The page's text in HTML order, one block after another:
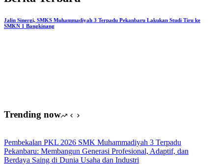
Jalin Sinergi, SMKS Muhammadiyah 3 Terpadu Pekanbaru Lakukan Studi Tiru ke
SMKN 1 Bangkinang
Trending now
Pembekalan PKL 2026 SMK Muhammadiyah 3 Terpadu
Pekanbaru: Membangun Generasi Profesional, Adaptif, dan
Berdaya Saing di Dunia Usaha dan Industri